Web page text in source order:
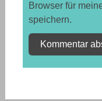
Browser für
speichern.